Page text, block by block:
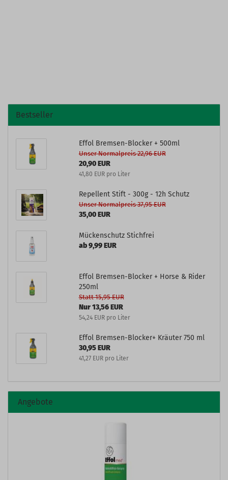
Bestseller
Effol Bremsen-Blocker + 500ml
Unser Normalpreis 22,96 EUR
20,90 EUR
41,80 EUR pro Liter
Repellent Stift - 300g - 12h Schutz
Unser Normalpreis 37,95 EUR
35,00 EUR
Mückenschutz Stichfrei
ab 9,99 EUR
Effol Bremsen-Blocker + Horse & Rider
250ml
Statt 15,95 EUR
Nur 13,56 EUR
54,24 EUR pro Liter
Effol Bremsen-Blocker+ Kräuter 750 ml
30,95 EUR
41,27 EUR pro Liter
Angebote